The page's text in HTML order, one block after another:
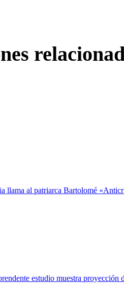
llama al patriarca Bartolomé
estudio muestra proyección